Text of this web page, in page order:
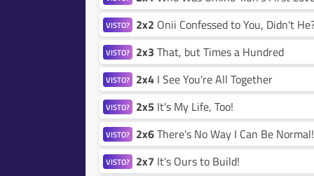
VISTO? 2x2 Onii Confessed to You, Didn't
VISTO? 2x3 That, but Times a Hundred
VISTO? 2x4 I See You're All Together
VISTO? 2x5 It's My Life, Too!
VISTO? 2x6There's No Way I Can Be
VISTO? 2x7 It's Ours to Build!